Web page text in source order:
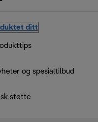
ditt
og spesialtilbud
støtte